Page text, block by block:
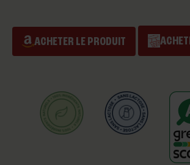
ACHETER LE PRODUIT